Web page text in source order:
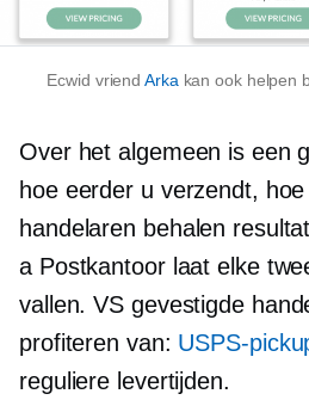
Ecwid vriendArkakan ook helpen
Over het algemeen is een
hoe eerder u verzendt, hoe
handelaren behalen
a Postkantoorlaat elke
vallen.VS gevestigde
profiteren van: USPS-
reguliere levertijden.